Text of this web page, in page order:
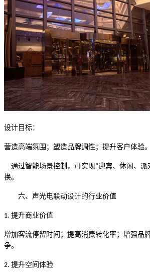
设计目标：
营造高端氛围；塑造品牌调性；提升客户体验。
通过智能场景控制，可实现“迎宾、休闲、派
换。
六、声光电联动设计的行业价值
1. 提升商业价值
增加客流停留时间；提高消费转化率；增强品
争。
2. 提升空间体验